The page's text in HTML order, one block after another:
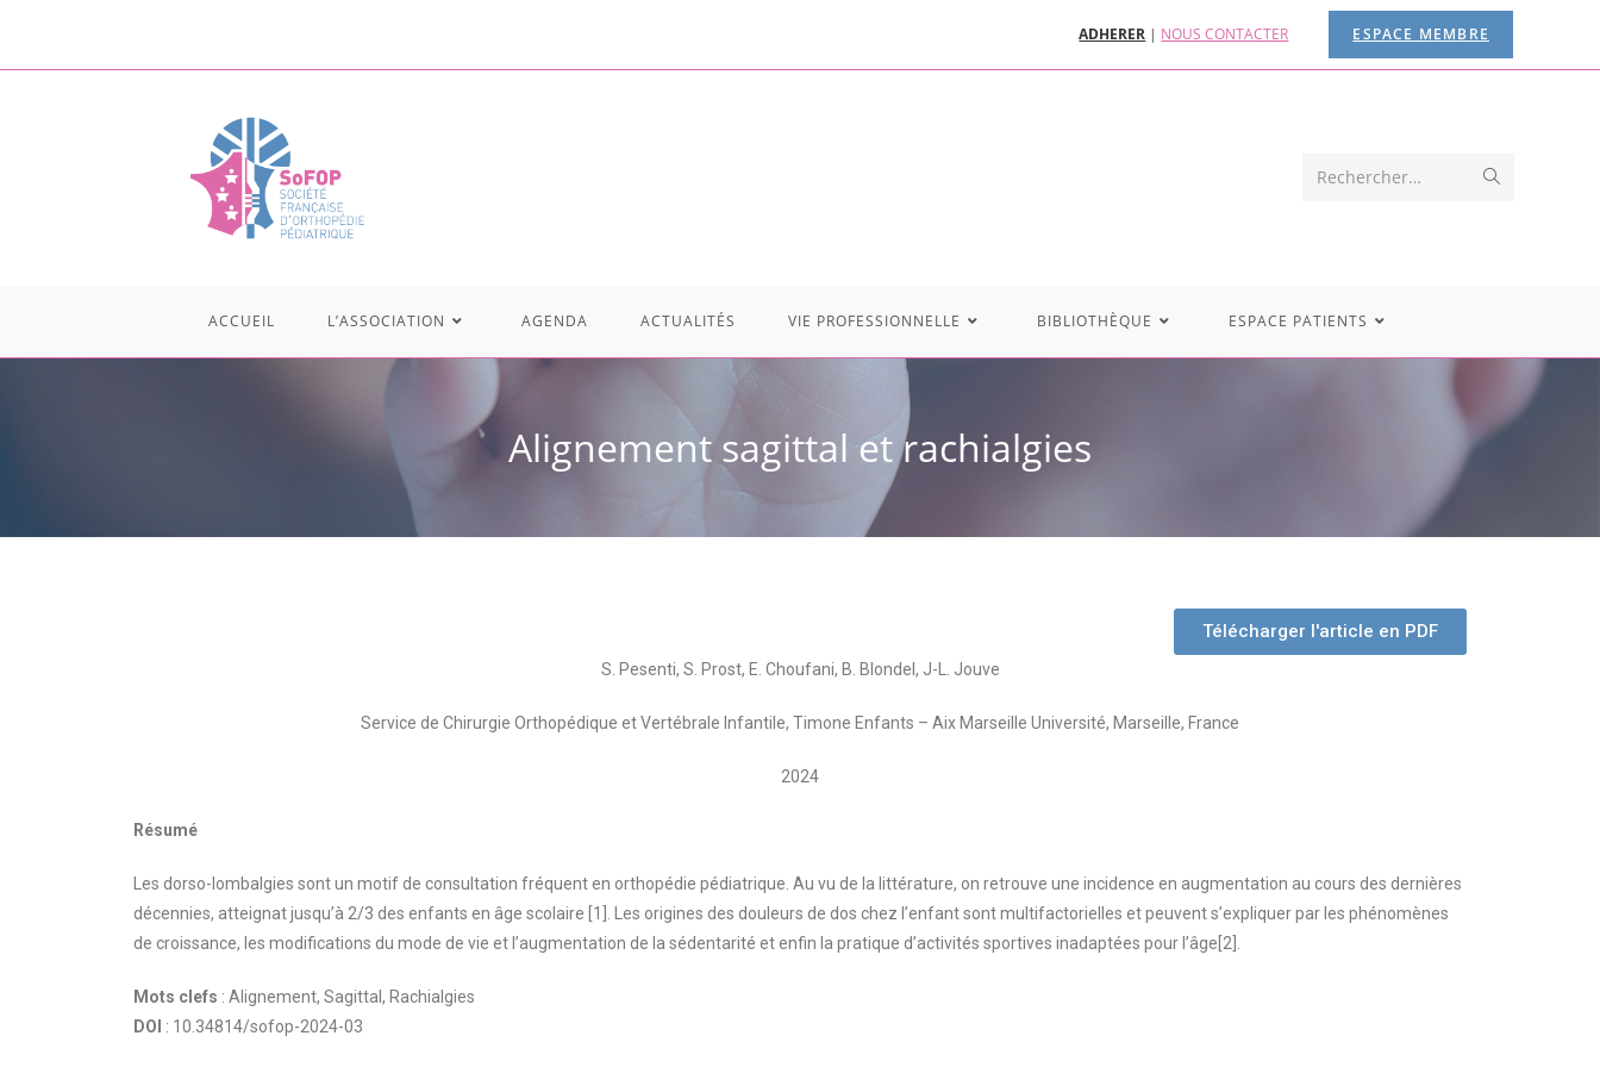
ADHERER | NOUS CONTACTER ESPACE MEMBRE
Rechercher…
ACCUEIL L’ASSOCIATION AGENDA ACTUALITÉS VIE PROFESSIONNELLE BIBLIOTHÈQUE ESPACE PATIENTS
Alignement sagittal et rachialgies
Télécharger l'article en PDF
S. Pesenti, S. Prost, E. Choufani, B. Blondel, J-L. Jouve
Service de Chirurgie Orthopédique et Vertébrale Infantile, Timone Enfants – Aix Marseille Université, Marseille, France
2024
Résumé
Les dorso-lombalgies sont un motif de consultation fréquent en orthopédie pédiatrique. Au vu de la littérature, on retrouve une incidence en augmentation au cours des dernières
décennies, atteignat jusqu’à 2/3 des enfants en âge scolaire [1]. Les origines des douleurs de dos chez l’enfant sont multifactorielles et peuvent s’expliquer par les phénomènes
de croissance, les modifications du mode de vie et l’augmentation de la sédentarité et enfin la pratique d’activités sportives inadaptées pour l’âge[2].
Mots clefs : Alignement, Sagittal, Rachialgies
DOI : 10.34814/sofop-2024-03